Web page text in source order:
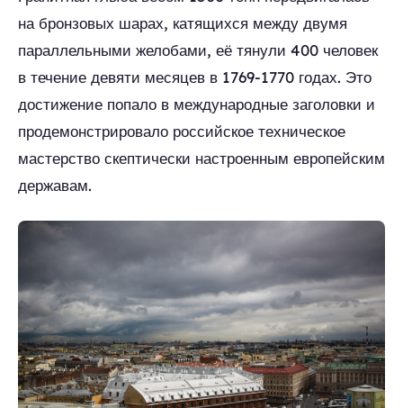
на бронзовых шарах, катящихся между двумя
параллельными желобами, её тянули 400 человек
в течение девяти месяцев в 1769-1770 годах. Это
достижение попало в международные заголовки и
продемонстрировало российское техническое
мастерство скептически настроенным европейским
державам.